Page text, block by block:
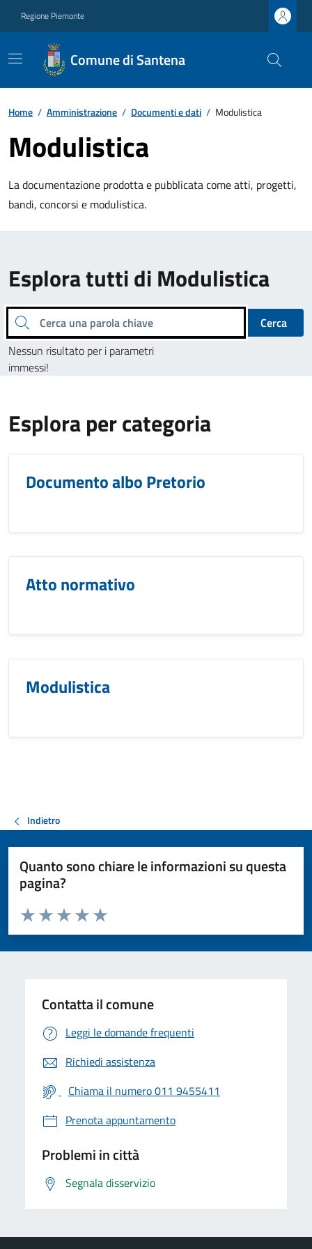
Regione Piemonte
Comune di Santena
Home / Amministrazione / Documenti e dati / Modulistica
Modulistica
La documentazione prodotta e pubblicata come atti, progetti,
bandi, concorsi e modulistica.
Esplora tutti di Modulistica
Cerca una parola chiave
Cerca
Nessun risultato per i parametri
immessi!
Esplora per categoria
Documento albo Pretorio
Atto normativo
Modulistica
Indietro
Quanto sono chiare le informazioni su questa
pagina?
Valuta da 1 a 5 stelle la pagina
Valuta 5 stelle su 5
Valuta 4 stelle su 5
Valuta 3 stelle su 5
Valuta 2 stelle su 5
Valuta 1 stelle su 5
Contatta il comune
Leggi le domande frequenti
Richiedi assistenza
Chiama il numero 011 9455411
Prenota appuntamento
Problemi in città
Segnala disservizio